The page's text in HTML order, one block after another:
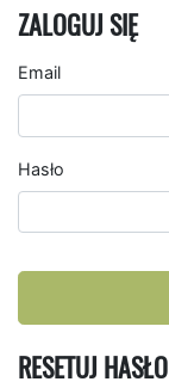
ZALOGUJ SIĘ
Email
Hasło
RESETUJ HASŁO